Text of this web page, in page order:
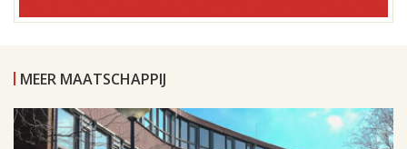
MEER MAATSCHAPPIJ